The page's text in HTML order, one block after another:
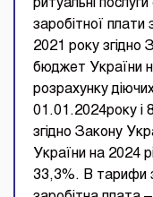
ритуальні послуги
заробітної плати
2021 року
бюджет України
розрахунку
01.01.2024року і
згідно Закону
України на 2024
33,3%. В тарифи